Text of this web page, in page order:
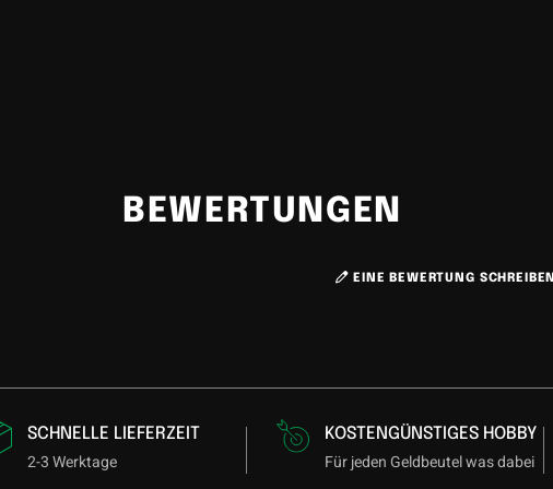
BEWERTUNGEN
EINE BEWERTUNG SCHREIBEN
SCHNELLE LIEFERZEIT
2-3 Werktage
KOSTENGÜNSTIGES HOBBY
Für jeden Geldbeutel was dabei